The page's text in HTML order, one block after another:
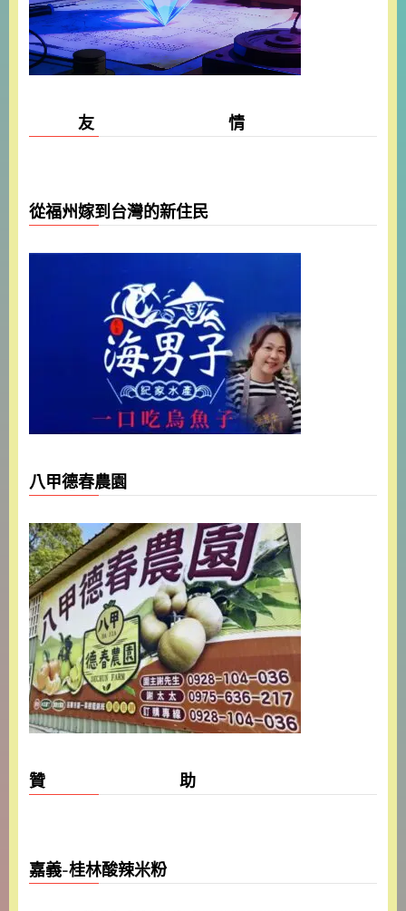
友 情
從福州嫁到台灣的新住民
八甲德春農園
贊 助
嘉義-桂林酸辣米粉